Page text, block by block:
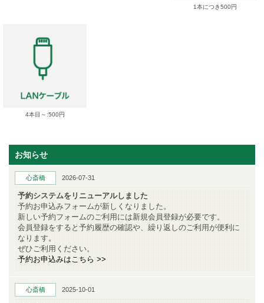
1本につき500円
4本目～:500円
お知らせ
心斎橋 2026-07-31
予約システムをリニューアルしました
予約お申込みフォームが新しくなりました。
新しい予約フォームのご利用には新規会員登録が必要です。
会員登録をすると予約履歴の確認や、繰り返しのご利用が便利に
なります。
ぜひご利用ください。
予約お申込みはこちら >>
心斎橋 2025-10-01